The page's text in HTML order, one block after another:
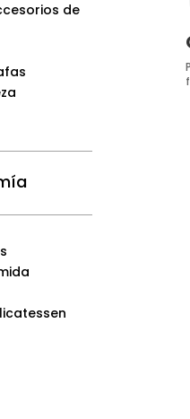
de